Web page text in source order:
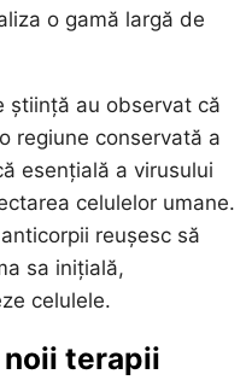
o gamă largă de
știință au observat că
regiune conservată a
esențială a virusului
celulelor umane.
reușesc să
sa inițială,
celulele.
terapii